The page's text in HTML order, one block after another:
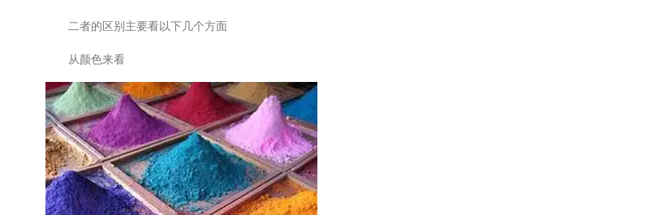
二者的区别主要看以下几个方面
从颜色来看